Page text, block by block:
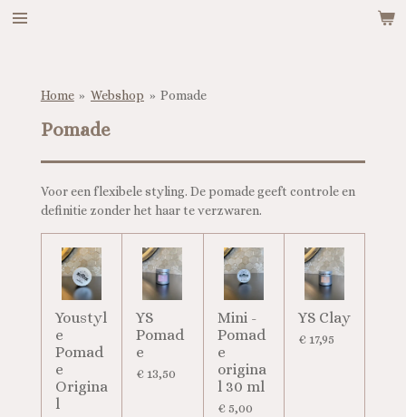
Ga
hoofdinhoud
Home » Webshop » Pomade
Pomade
Voor een flexibele styling. De pomade geeft controle en
definitie zonder het haar te verzwaren.
Youstyl
e
Pomad
e
Origina
l
YS
Pomad
e
€ 13,50
Mini -
Pomad
e
origina
l 30 ml
€ 5,00
YS Clay
€ 17,95